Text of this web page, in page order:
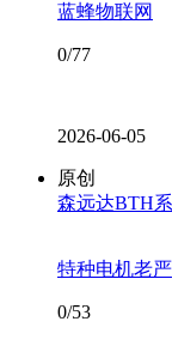
蓝蜂物联网
0/77
2026-06-05
原创
森远达BTH
特种电机老严
0/53